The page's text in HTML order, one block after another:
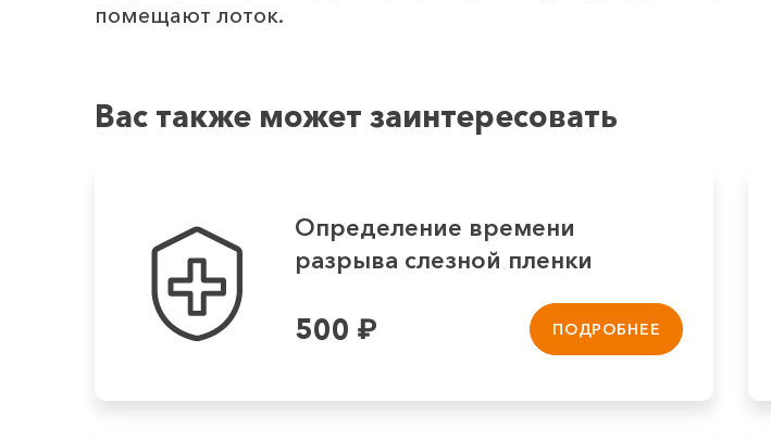
помещают лоток.
Вас также может заинтересовать
Определение времени
разрыва слезной пленки
500 ₽ ПОДРОБНЕЕ